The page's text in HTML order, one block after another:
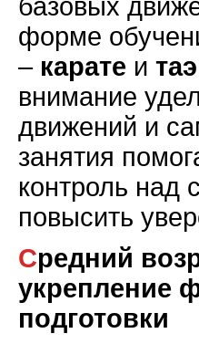
базовых
форме
– карате и
внимание
движений и
занятия
контроль над
повысить
Средний возраст (7-10 лет):
укрепление
подготовки